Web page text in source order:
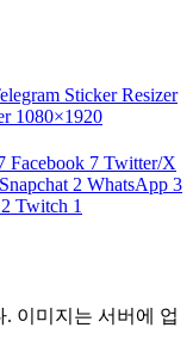
Sticker Resizer
1080×1920
Facebook 7 Twitter/X
Snapchat 2 WhatsApp 3
2 Twitch 1
이미지는 서버에 업